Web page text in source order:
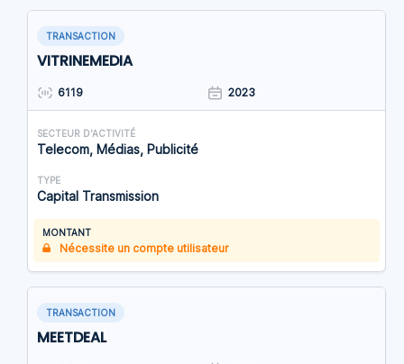
TRANSACTION
VITRINEMEDIA
6119 2023
SECTEUR D'ACTIVITÉ
Telecom, Médias, Publicité
TYPE
Capital Transmission
MONTANT
Nécessite un compte utilisateur
TRANSACTION
MEETDEAL